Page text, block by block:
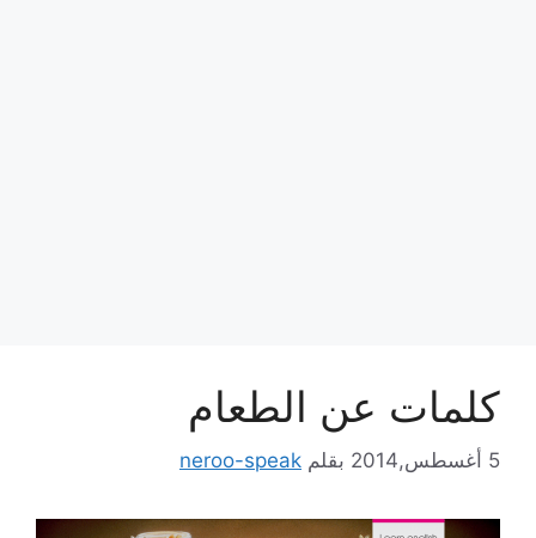
كلمات عن الطعام
5 أغسطس,2014 بقلم neroo-speak